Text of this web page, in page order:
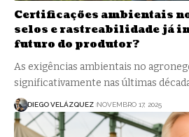
Certificações ambientais
selos e rastreabilidade já
futuro do produtor?
As exigências ambientais no
significativamente nas últimas
DIEGO VELÁZQUEZ NOVEMBRO 17, 2025